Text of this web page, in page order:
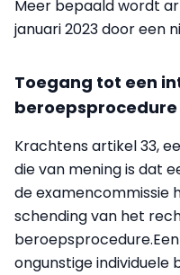
Meer bepaald wordt
januari 2023 door een
Toegang tot een
beroepsprocedure
Krachtens artikel 33,
die van mening is dat
de examencommissie
schending van het
beroepsprocedure.
ongunstige individuele